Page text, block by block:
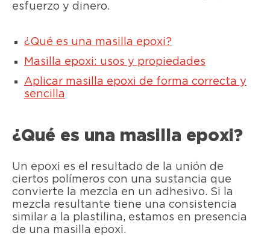
esfuerzo y dinero.
¿Qué es una masilla epoxi?
Masilla epoxi: usos y propiedades
Aplicar masilla epoxi de forma correcta y
sencilla
¿Qué es una masilla epoxi?
Un epoxi es el resultado de la unión de
ciertos polímeros con una sustancia que
convierte la mezcla en un adhesivo. Si la
mezcla resultante tiene una consistencia
similar a la plastilina, estamos en presencia
de una masilla epoxi.